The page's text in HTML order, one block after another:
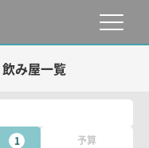
み屋一覧
1 予算